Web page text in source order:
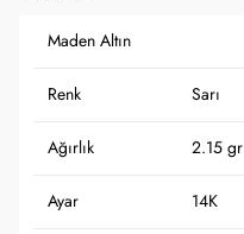
Maden Altın
Renk Sarı
Ağırlık 2.15 gr
Ayar 14K